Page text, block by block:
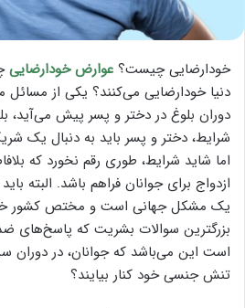
خودارضایی چیست؟ عوارض خودارضایی
دنیا خودارضایی می‌کنند؟ یکی از
دوران بلوغ در دختر و پسر پیش
شرایط، دختر و پسر باید به دنبال یک
اما شاید شرایط، طوری رقم نخورد که
ازدواج برای جوانان فراهم باشد. البته
یک مشکل جهانی است و مختص کشور
بزرگترین سوالات بشریت که پاسخ‌های
است این می‌باشد که جوانان، در دوران
تنش جنسی خود کنار بیایند؟